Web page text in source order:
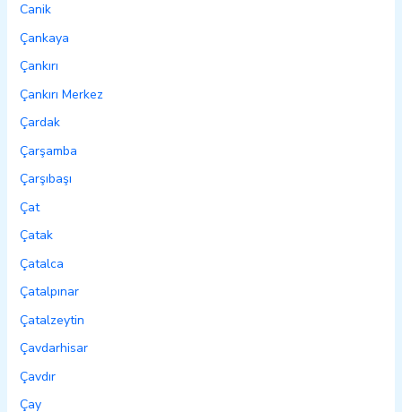
Canik
Çankaya
Çankırı
Çankırı Merkez
Çardak
Çarşamba
Çarşıbaşı
Çat
Çatak
Çatalca
Çatalpınar
Çatalzeytin
Çavdarhisar
Çavdır
Çay